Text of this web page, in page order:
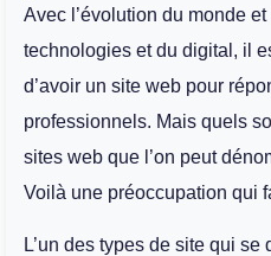
Avec l’évolution du monde
technologies et du digital, il
d’avoir un site web pour
professionnels. Mais quels
sites web que l’on peut
Voilà une préoccupation qui
L’un des types de site qui